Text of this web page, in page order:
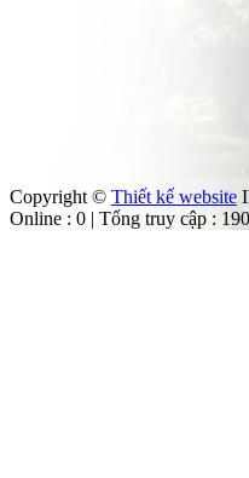
Copyright © Thiết kế website
Online : 0 | Tổng truy cập :